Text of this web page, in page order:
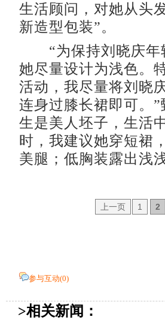
生活顾问，对她从头
新造型包装”。
“为保持刘晓庆年
她尽量设计为浅色。
活动，我尽量将刘晓
连身过膝长裙即可。
生是美人坯子，生活
时，我建议她穿短裙
美腿；低胸装露出浅
上一页 1 2
参与互动(0)
>相关新闻：